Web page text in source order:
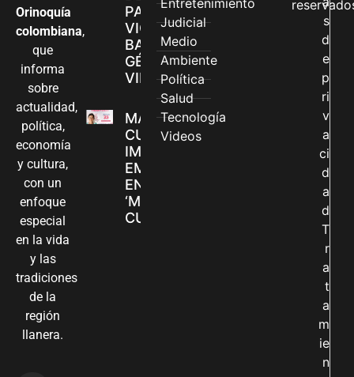
Orinoquía
colombiana,
que
informa
sobre
actualidad,
política,
economía
y cultura,
con un
enfoque
especial
en la vida
y las
tradiciones
de la
región
llanera.
PARA
VIOLENCIAS
BASADAS EN
GÉNERO EN
VILLAVICENCIO
MADRES
CUIDADORAS
IMPULSAN SUS
EMPRENDIMIENTOS
EN LA FERIA
‘MANOS QUE
CUIDAN Y CREAN’
Entretenimiento
Judicial
Medio
Ambiente
Política
Salud
Tecnología
Videos
s
d
e
p
ri
v
a
ci
d
a
d
T
r
a
t
a
m
ie
n